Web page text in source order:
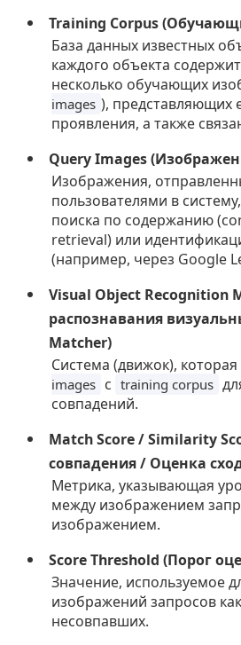
Training Corpus
База данных известных
каждого объекта
несколько обучающих
images ), представляющих
проявления, а также
Query Images
Изображения,
пользователями в
поиска по содержанию
retrieval) или
(например, через Google
Visual Object Recognition
распознавания
Matcher)
Система (движок),
images с training corpus
совпадений.
Match Score / Similarity
совпадения / Оценка
Метрика, указывающая
между изображением
изображением.
Score Threshold (Порог
Значение, используемое
изображений запросов
несовпавших.